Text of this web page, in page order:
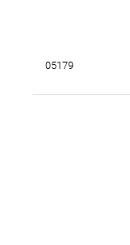
05179